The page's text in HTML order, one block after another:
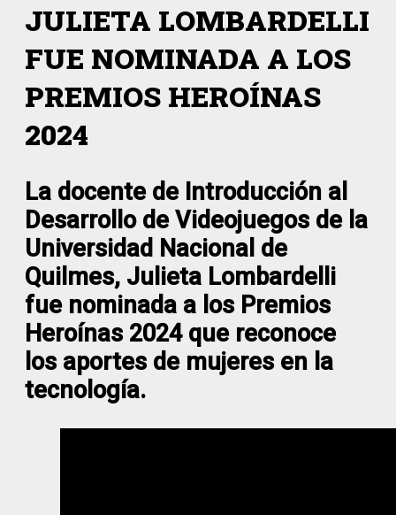
JULIETA LOMBARDELLI
FUE NOMINADA A LOS
PREMIOS HEROÍNAS
2024
La docente de Introducción al
Desarrollo de Videojuegos de la
Universidad Nacional de
Quilmes, Julieta Lombardelli
fue nominada a los Premios
Heroínas 2024 que reconoce
los aportes de mujeres en la
tecnología.